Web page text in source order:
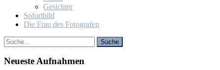
Ge­sich­ter
So­fort­bild
Die Frau des Fo­to­gra­fen
Neu­es­te Auf­nah­men